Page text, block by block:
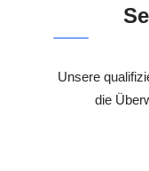
Unsere
die